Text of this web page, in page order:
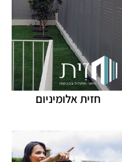
חזית אלומיניום